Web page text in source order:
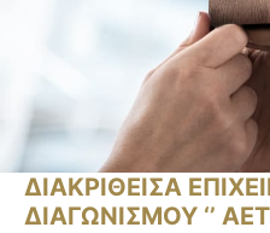
ΔΙΑΚΡΙΘΕΙΣΑ
ΔΙΑΓΩΝΙΣΜΟΥ ‘’